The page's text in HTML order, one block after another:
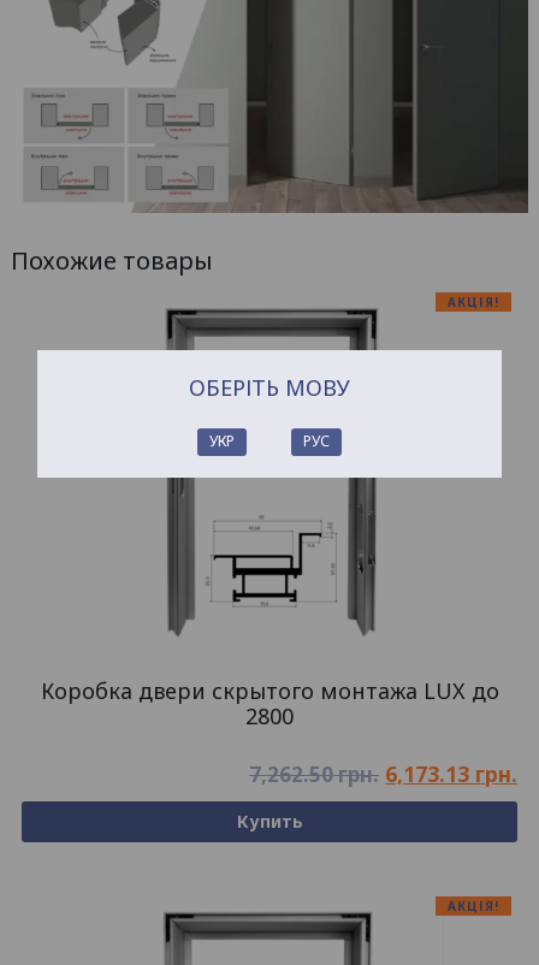
Похожие товары
АКЦІЯ!
Коробка двери скрытого монтажа LUX до
2800
7,262.50грн. 6,173.13 грн.
Купить
АКЦІЯ!
ОБЕРІТЬ МОВУ
УКР РУС